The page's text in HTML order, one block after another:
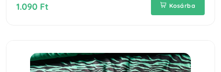
1.090 Ft Kosárba